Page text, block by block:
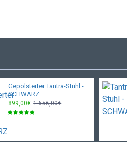
Gepolsterter Tantra-Stuhl -
SCHWARZ
899,00€ 1.656,00€